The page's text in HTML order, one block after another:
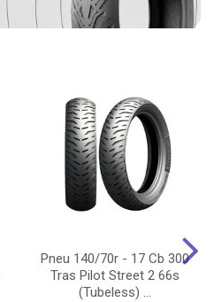
Pneu 140/70r - 17 Cb 300
Tras Pilot Street 2 66s
(Tubeless) ...